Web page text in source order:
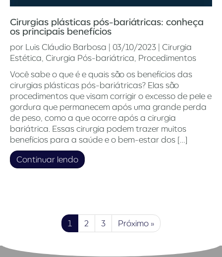
Cirurgias plásticas pós-bariátricas: conheça
os principais benefícios
por Luis Cláudio Barbosa | 03/10/2023 | Cirurgia
Estética Cirurgia Pós-bariátrica Procedimentos
Você sabe o que é e quais são os benefícios das
cirurgias plásticas pós-bariátricas? Elas são
procedimentos que visam corrigir o excesso de pele e
gordura que permanecem após uma grande perda
de peso, como a que ocorre após a cirurgia
bariátrica. Essas cirurgia podem trazer muitos
benefícios para a saúde e o bem-estar dos […]
Continuar lendo
1 2 3 Próximo »